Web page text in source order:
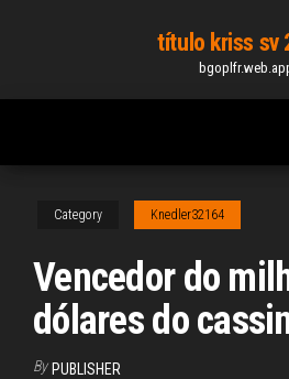
content
título kriss sv
Category Knedler32164
Vencedor do
dólares do
By PUBLISHER